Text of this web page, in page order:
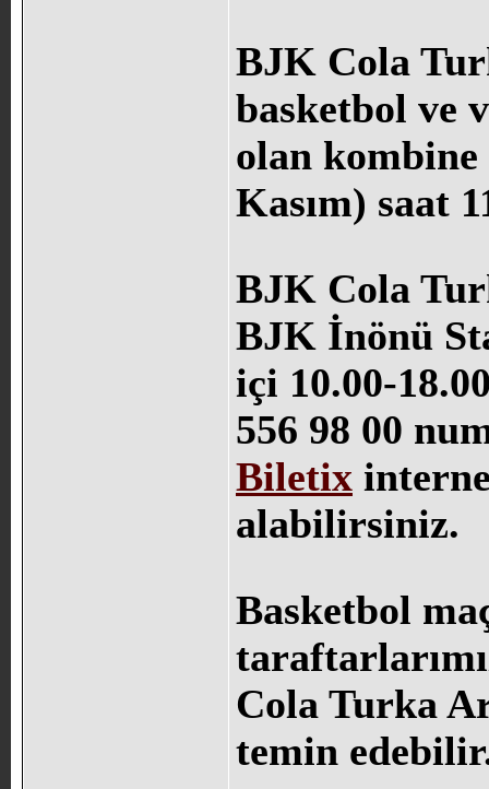
BJK Cola
basketbol ve
olan kombine
Kasım) saat
BJK Cola
BJK İnönü
içi 10.00-
556 98 00
Biletix
alabilirsiniz.
Basketbol
Cola Turka
temin